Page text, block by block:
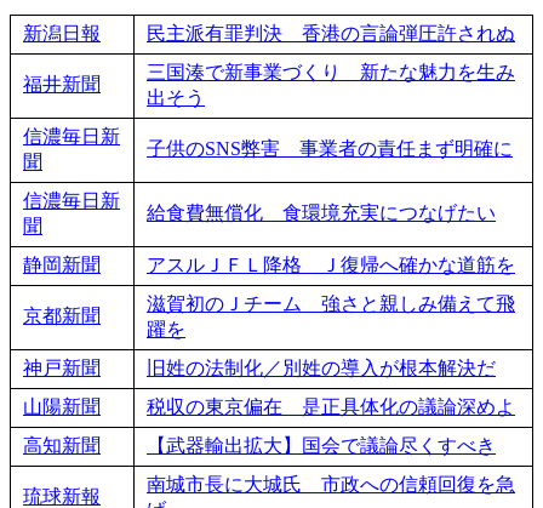
新潟日報 民主派有罪判決 香港の言論弾圧許されぬ
福井新聞
三国湊で新事業づくり 新たな魅力を生み
出そう
信濃毎日新
聞
子供のSNS弊害 事業者の責任まず明確に
信濃毎日新
聞
給食費無償化 食環境充実につなげたい
静岡新聞 アスルＪＦＬ降格 Ｊ復帰へ確かな道筋を
京都新聞
滋賀初のＪチーム 強さと親しみ備えて飛
躍を
神戸新聞
旧姓の法制化／別姓の導入が根本解決だ
山陽新聞
税収の東京偏在 是正具体化の議論深めよ
高知新聞
【武器輸出拡大】国会で議論尽くすべき
琉球新報
南城市長に大城氏 市政への信頼回復を急